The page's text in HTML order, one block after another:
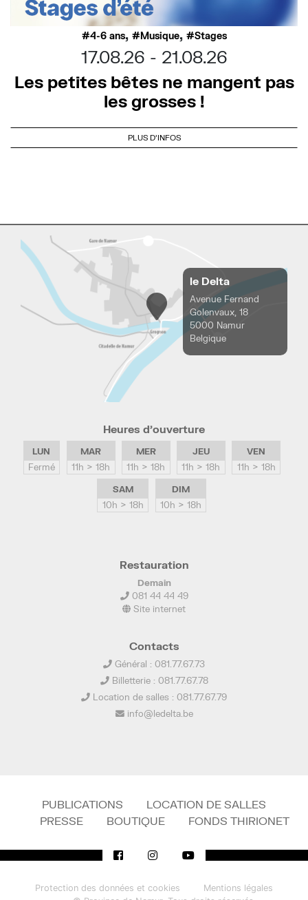
4-6 ans, Musique, Stages
17.08.26
21.08.26
Les petites bêtes ne mangent pas
les grosses !
PLUS D'INFOS
le Delta
Avenue Fernand
Golenvaux, 18
5000 Namur
Belgique
Heures d’ouverture
LUN
Fermé
MAR
11h > 18h
MER
11h > 18h
JEU
11h > 18h
VEN
11h > 18h
SAM
10h > 18h
DIM
10h > 18h
Restauration
Demain
081 44 44 49
Site internet
Contacts
Général : 081.77.67.73
Billetterie : 081.77.67.78
Location de salles : 081.77.67.79
info@ledelta.be
PUBLICATIONS
LOCATION DE SALLES
PRESSE
BOUTIQUE FONDS THIRIONET
Protection des données et cookies
Mentions légales